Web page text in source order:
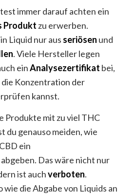
immer darauf achten ein
Produkt zu erwerben.
Liquid nur aus seriösen und
. Viele Hersteller legen
einAnalysezertifikat bei,
die Konzentration der
kannst.
Produkte mit zu viel THC
du genauso meiden, wie
ein
abgeben. Das wäre nicht nur
ist auchverboten.
wie die Abgabe von Liquids an